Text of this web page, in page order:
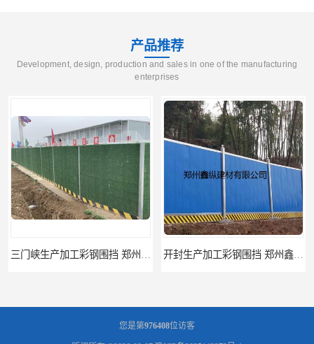
产品推荐
Development, design, production and sales in one of the manufacturing
enterprises
三门峡生产加工彩钢围挡 郑州鑫纵 质量好 围挡加工 开封生产加工彩钢围挡 郑州鑫纵 质量好 鑫纵建材
您是第976408位访客